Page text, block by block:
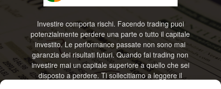
Investire comporta rischi. Facendo trading puoi
potenzialmente perdere una parte o tutto il capitale
investito. Le performance passate non sono mai
garanzia dei risultati futuri. Quando fai trading non
investire mai un capitale superiore a quello che sei
disposto a perdere. Ti sollecitiamo a leggere il